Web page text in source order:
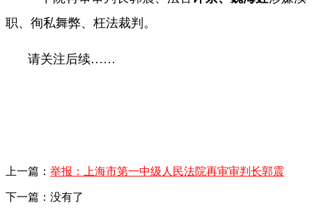
职、徇私舞弊、枉法裁判。
请关注后续……
上一篇： 举报：上海市第一中级人民法院再审审判长郭震
下一篇：没有了